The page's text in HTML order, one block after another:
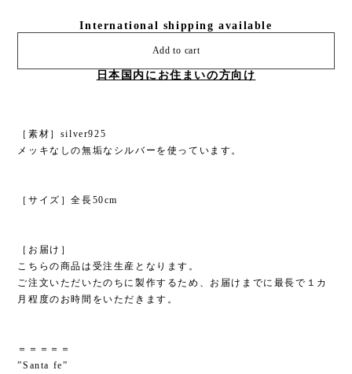
International shipping available
Add to cart
日本国内にお住まいの方向け
［素材］silver925
メッキなしの無垢なシルバーを使っています。
［サイズ］全長50cm
［お届け］
こちらの商品は受注生産となります。
ご注文いただいたのちに製作するため、お届けまでに最長で１カ
月程度のお時間をいただきます。
＝＝＝＝＝
”Santa fe”